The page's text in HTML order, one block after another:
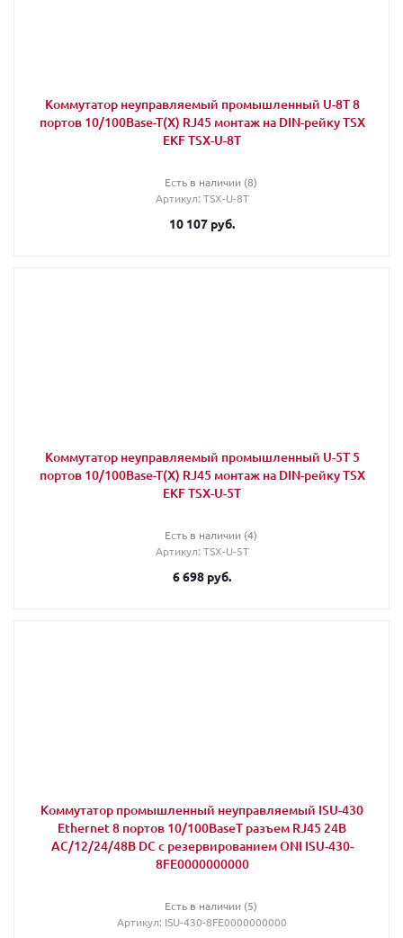
Коммутатор неуправляемый промышленный U-8T 8
портов 10/100Base-T(X) RJ45 монтаж на DIN-рейку TSX
EKF TSX-U-8T
Есть в наличии (8)
Артикул: TSX-U-8T
10 107 руб.
Коммутатор неуправляемый промышленный U-5T 5
портов 10/100Base-T(X) RJ45 монтаж на DIN-рейку TSX
EKF TSX-U-5T
Есть в наличии (4)
Артикул: TSX-U-5T
6 698 руб.
Коммутатор промышленный неуправляемый ISU-430
Ethernet 8 портов 10/100BaseT разъем RJ45 24В
AC/12/24/48В DC с резервированием ONI ISU-430-
8FE0000000000
Есть в наличии (5)
Артикул: ISU-430-8FE0000000000